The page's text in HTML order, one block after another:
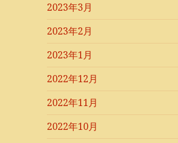
2023年3月
2023年2月
2023年1月
2022年12月
2022年11月
2022年10月